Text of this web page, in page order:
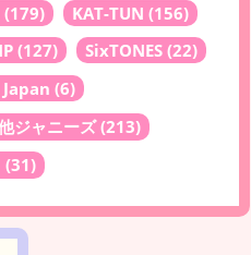
(179) KAT-TUN (156)
(127) SixTONES (22)
(6)
ジャニーズ(213)
(31)